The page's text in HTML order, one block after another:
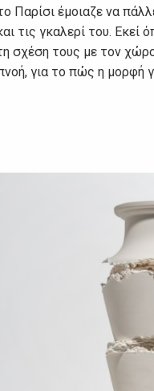
Παρίσι έμοιαζε να
γκαλερί του. Εκεί
σχέση τους με τον
για το πώς η μορφή